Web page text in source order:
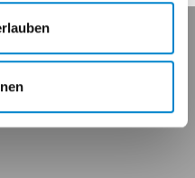
Erfolg.